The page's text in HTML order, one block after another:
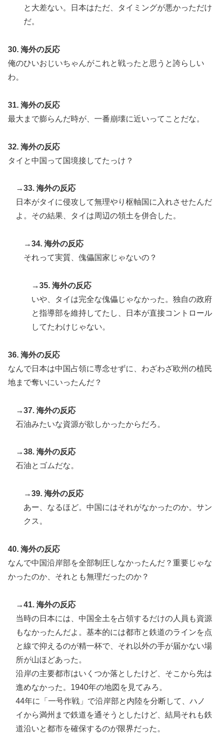
と大差ない。日本はただ、タイミングが悪かっただけ
だ。
30. 海外の反応
俺のひいおじいちゃんがこれと戦ったと思うと誇らしい
わ。
31. 海外の反応
最大まで膨らんだ時が、一番崩壊に近いってことだな。
32. 海外の反応
タイと中国って国境接してたっけ？
→33. 海外の反応
日本がタイに侵攻して無理やり枢軸国に入れさせたんだ
よ。その結果、タイは周辺の領土を併合した。
→34. 海外の反応
それって実質、傀儡国家じゃないの？
→35. 海外の反応
いや、タイは完全な傀儡じゃなかった。独自の政府
と指導部を維持してたし、日本が直接コントロール
してたわけじゃない。
36. 海外の反応
なんで日本は中国占領に専念せずに、わざわざ欧州の植民
地まで奪いにいったんだ？
→37. 海外の反応
石油みたいな資源が欲しかったからだろ。
→38. 海外の反応
石油とゴムだな。
→39. 海外の反応
あー、なるほど。中国にはそれがなかったのか。サン
クス。
40. 海外の反応
なんで中国沿岸部を全部制圧しなかったんだ？重要じゃな
かったのか、それとも無理だったのか？
→41. 海外の反応
当時の日本には、中国全土を占領するだけの人員も資源
もなかったんだよ。基本的には都市と鉄道のラインを点
と線で抑えるのが精一杯で、それ以外の手が届かない場
所が山ほどあった。
沿岸の主要都市はいくつか落としたけど、そこから先は
進めなかった。1940年の地図を見てみろ。
44年に「一号作戦」で沿岸部と内陸を分断して、ハノ
イから満州まで鉄道を通そうとしたけど、結局それも鉄
道沿いと都市を確保するのが限界だった。